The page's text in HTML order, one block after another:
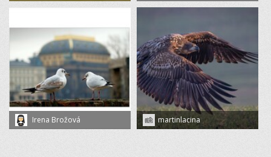
Irena Brožová martinlacina